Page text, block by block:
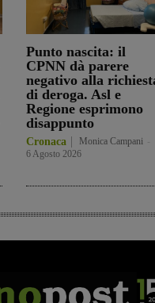
Punto nascita: il
CPNN dà parere
negativo alla
di deroga. Asl e
Regione esprimono
disappunto
Cronaca Monica Campani
6 Agosto 2026